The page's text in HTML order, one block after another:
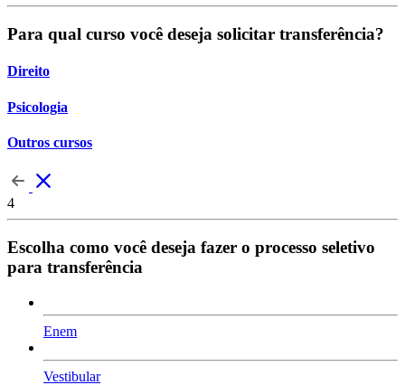
Para qual curso você deseja solicitar transferência?
Direito
Psicologia
Outros cursos
4
Escolha como você deseja fazer o processo seletivo
para transferência
Enem
Vestibular